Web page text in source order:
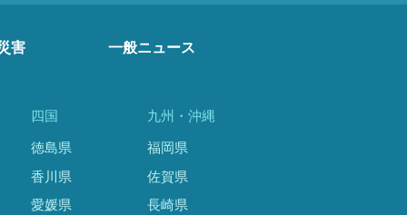
害 一般ニュース
四国
徳島県
香川県
愛媛県
九州・沖縄
福岡県
佐賀県
長崎県